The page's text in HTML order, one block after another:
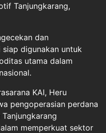
Tanjungkarang,
dan
digunakan untuk
utama dalam
KAI, Heru
pengoperasian perdana
memperkuat sektor